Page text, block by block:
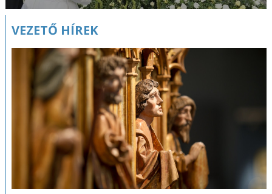
VEZETŐ HÍREK